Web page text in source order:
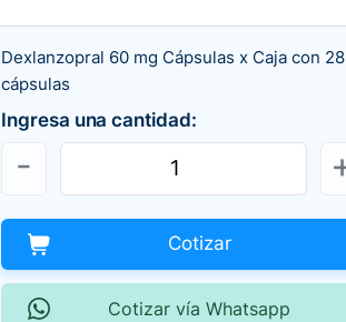
Dexlanzopral 60 mg Cápsulas x Caja con 28
cápsulas
Ingresa una cantidad:
Cotizar
Cotizar vía Whatsapp